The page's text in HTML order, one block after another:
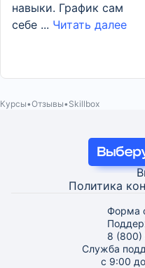
навыки. График сам
себе ... Читать далее
Курсы Отзывы Skillbox
Политика
Форма
8
Служба
с 9:00